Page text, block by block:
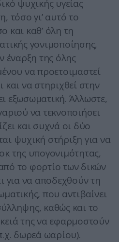
ψυχικής υγείας
τόσο γι’ αυτό το
και καθ’ όλη τη
γονιμοποίησης,
έναρξη της όλης
να προετοιμαστεί
και να στηριχθεί στην
εξωσωματική. Άλλωστε,
να τεκνοποιήσει
και συχνά οι δύο
ψυχική στήριξη για να
της υπογονιμότητας,
το φορτίο των δικών
για να αποδεχθούν τη
που αντιβαίνει
καθώς και το
της να εφαρμοστούν
δωρεά ωαρίου).